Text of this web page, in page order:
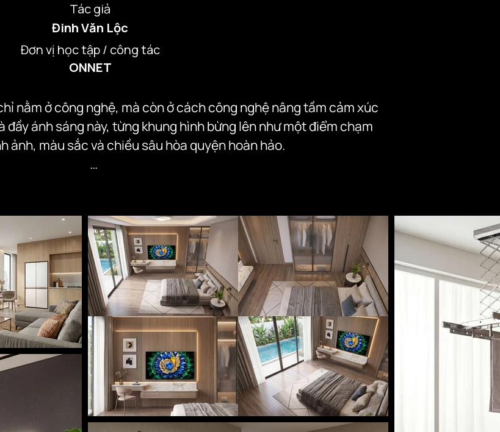
Tác giả
Đinh Văn Lộc
Đơn vị học tập / công tác
ONNET
nằm ở công nghệ, mà còn ở cách công nghệ nâng tầm cảm xúc
đầy ánh sáng này, từng khung hình bừng lên như một điểm chạm
ảnh, màu sắc và chiều sâu hòa quyện hoàn hảo.